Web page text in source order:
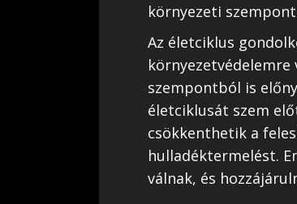
környezeti
Az életciklus
szempontból is
életciklusát szem
csökkenthetik a
hulladéktermelést.
válnak, és